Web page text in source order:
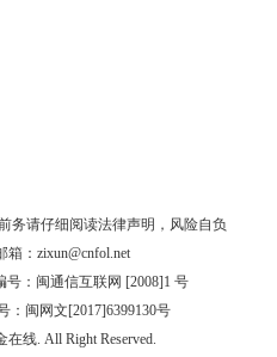
务请仔细阅读法律声明 ，风险自负
箱： zixun@cnfol.net
：闽通信互联网 [2008]1 号
：闽网文[2017]6399130号
在线. All Right Reserved.